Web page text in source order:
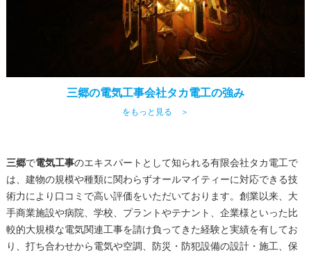
三郷の電気工事会社タカ電工の強み
をもっと見る ＞
三郷で電気工事のエキスパートとして知られる有限会社タカ電工で
は、建物の規模や種類に関わらずオールマイティーに対応できる技
術力により口コミで高い評価をいただいております。創業以来、大
手商業施設や病院、学校、プラントやテナント、企業様といった比
較的大規模な電気関連工事を請け負ってきた経験と実績を有してお
り、打ち合わせから電気や空調、防災・防犯設備の設計・施工、保